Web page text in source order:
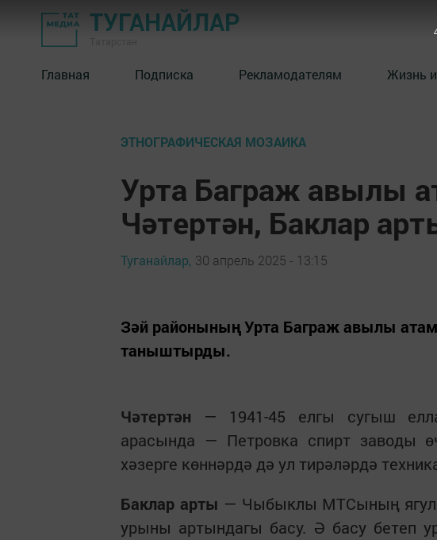
ТУГАНАЙЛАР
Главная Подписка Рекламодателям Жизнь
ЭТНОГРАФИЧЕСКАЯ МОЗАИКА
Урта Баграж авылы
Чәтертән, Баклар
Туганайлар, 30 апрель 2025 - 13:15
Зәй районының Урта Баграж авылы
таныштырды.
Чәтертән — 1941-45 елгы сугыш
арасында — Петровка спирт заводы
хәзерге көннәрдә дә ул тирәләрдә
Баклар арты — Чыбыклы МТСының
урыны артындагы басу. Ә басу бетеп